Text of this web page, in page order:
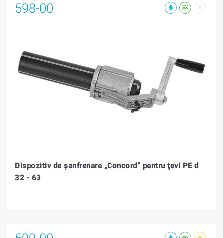
598-00
Dispozitiv de şanfrenare „Concord” pentru ţevi PE d
32 - 63